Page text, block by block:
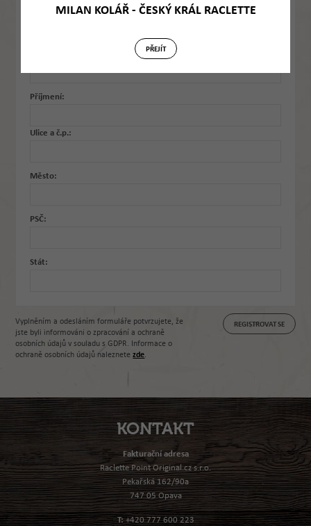
MILAN KOLÁŘ - ČESKÝ KRÁL RACLETTE
PŘEJÍT
Příjmení:
Ulice a č.p.:
Město:
PSČ:
Stát:
Vyplněním a odesláním formuláře potvrzujete, že
jste byli informováni o zpracování a ochraně
osobních údajů v souladu s GDPR. Informace o
ochraně osobních údajů naleznetezde.
KONTAKT
Fakturační adresa
Raclette Point Original.cz s.r.o.
Pekařská 162/90a
747 05 Opava
T:+420 777 600 223